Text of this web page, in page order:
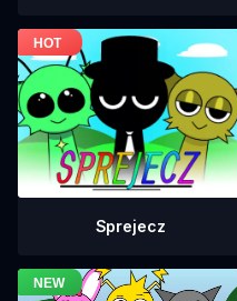
Sprejecz